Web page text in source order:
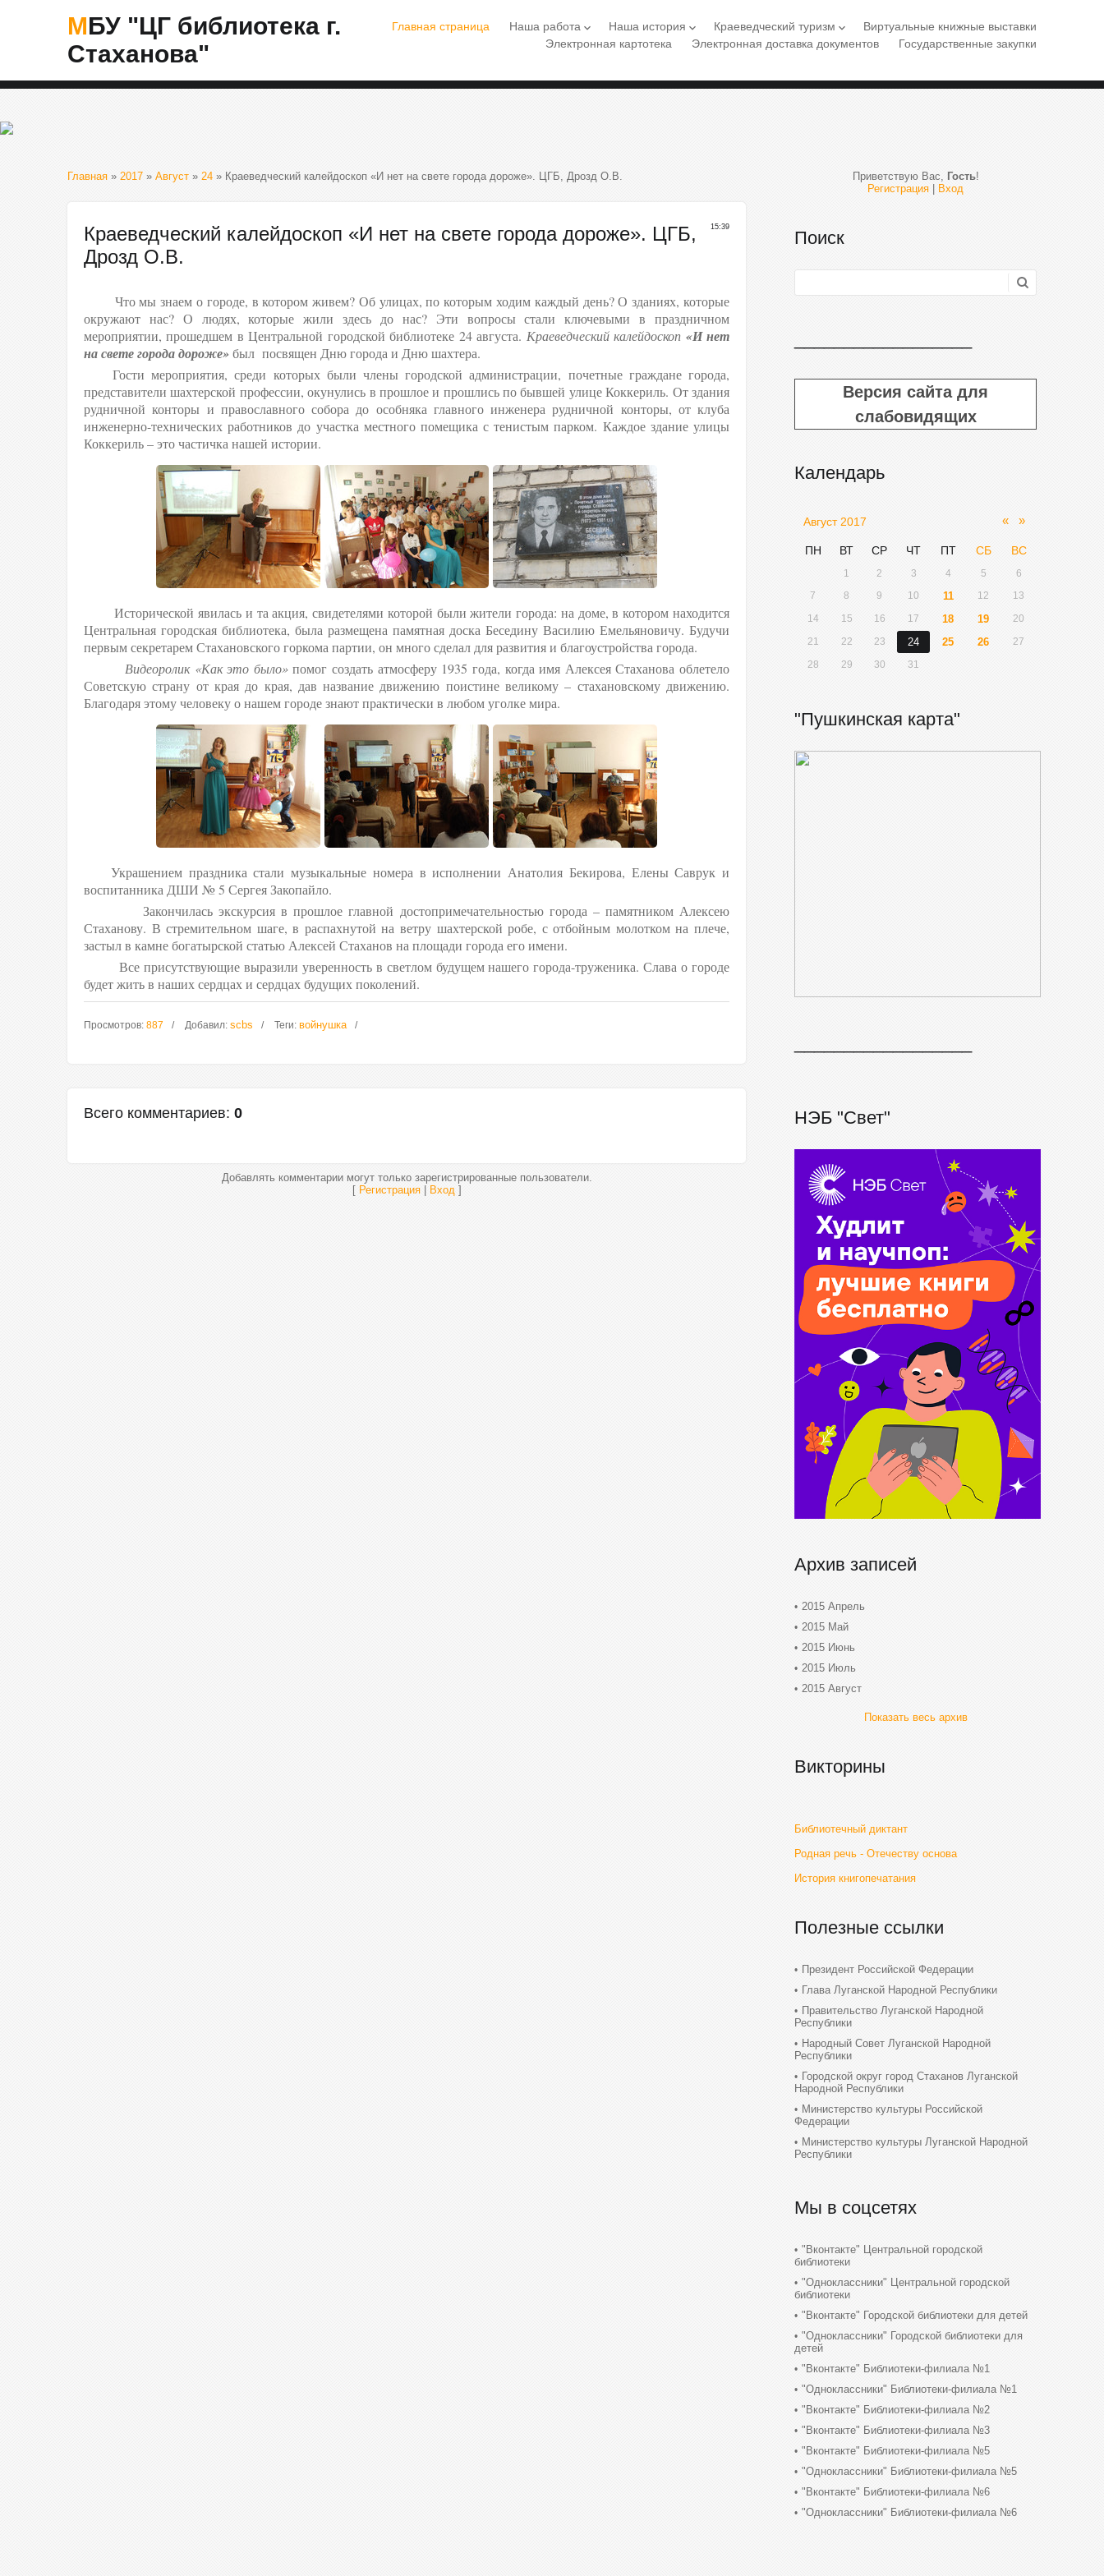
МБУ "ЦГ библиотека г.
Стаханова"
Главная страница Наша работа keyboard_arrow_down Наша история keyboard_arrow_down Краеведческий туризм keyboard_arrow_down
Виртуальные книжные выставки
Электронная картотека
Электронная доставка документов Государственные закупки
Главная » 2017 » Август » 24 » Краеведческий калейдоскоп «И нет на свете города дороже». ЦГБ, Дрозд О.В.
15:39
Краеведческий калейдоскоп «И нет на свете города дороже». ЦГБ,
Дрозд О.В.
Что мы знаем о городе, в котором живем? Об улицах, по которым ходим каждый день? О зданиях, которые
окружают нас? О людях, которые жили здесь до нас? Эти вопросы стали ключевыми в праздничном
мероприятии, прошедшем в Центральной городской библиотеке 24 августа. Краеведческий калейдоскоп «И нет
на свете города дороже»был посвящен Дню города и Дню шахтера.
Гости мероприятия, среди которых были члены городской администрации, почетные граждане города,
представители шахтерской профессии, окунулись в прошлое и прошлись по бывшей улице Коккериль. От здания
рудничной конторы и православного собора до особняка главного инженера рудничной конторы, от клуба
инженерно-технических работников до участка местного помещика с тенистым парком. Каждое здание улицы
Коккериль – это частичка нашей истории.
Исторической явилась и та акция, свидетелями которой были жители города: на доме, в котором находится
Центральная городская библиотека, была размещена памятная доска Беседину Василию Емельяновичу. Будучи
первым секретарем Стахановского горкома партии, он много сделал для развития и благоустройства города.
Видеоролик «Как это было»помог создать атмосферу 1935 года, когда имя Алексея Стаханова облетело
Советскую страну от края до края, дав название движению поистине великому – стахановскому движению.
Благодаря этому человеку о нашем городе знают практически в любом уголке мира.
Украшением праздника стали музыкальные номера в исполнении Анатолия Бекирова, Елены Саврук и
воспитанника ДШИ № 5 Сергея Закопайло.
Закончилась экскурсия в прошлое главной достопримечательностью города – памятником Алексею
Стаханову. В стремительном шаге, в распахнутой на ветру шахтерской робе, с отбойным молотком на плече,
застыл в камне богатырской статью Алексей Стаханов на площади города его имени.
Все присутствующие выразили уверенность в светлом будущем нашего города-труженика. Слава о городе
будет жить в наших сердцах и сердцах будущих поколений.
Просмотров: 887 Добавил: scbs Теги: войнушка
Всего комментариев: 0
Добавлять комментарии могут только зарегистрированные пользователи.
[ Регистрация| Вход]
Приветствую Вас, Гость!
Регистрация
Вход
Поиск
Версия сайта для
слабовидящих
Календарь
«
Август 2017 »
ПН ВТ СР ЧТ ПТ СБ ВС
1 2 3 4 5
6
7
8 9 10 11 12
13
14
15 16 17 18 19
20
21
22 23 24 25 26
27
28
29 30 31
"Пушкинская карта"
НЭБ "Свет"
Архив записей
2015 Апрель
2015 Май
2015 Июнь
2015 Июль
2015 Август
Показать весь архив
Викторины
Библиотечный диктант
Родная речь - Отечеству основа
История книгопечатания
Полезные ссылки
Президент Российской Федерации
Глава Луганской Народной Республики
Правительство Луганской Народной
Республики
Народный Совет Луганской Народной
Республики
Городской округ город Стаханов Луганской
Народной Республики
Министерство культуры Российской
Федерации
Министерство культуры Луганской Народной
Республики
Мы в соцсетях
"Вконтакте" Центральной городской
библиотеки
"Одноклассники" Центральной городской
библиотеки
"Вконтакте" Городской библиотеки для детей
"Одноклассники" Городской библиотеки для
детей
"Вконтакте" Библиотеки-филиала №1
"Одноклассники" Библиотеки-филиала №1
"Вконтакте" Библиотеки-филиала №2
"Вконтакте" Библиотеки-филиала №3
"Вконтакте" Библиотеки-филиала №5
"Одноклассники" Библиотеки-филиала №5
"Вконтакте" Библиотеки-филиала №6
"Одноклассники" Библиотеки-филиала №6